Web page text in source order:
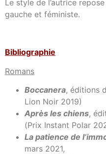
Le style de l’autrice
gauche et féministe.
Bibliographie
Romans
Boccanera, éditions
Lion Noir 2019)
Après les chiens,
(Prix Instant Polar
La patience de
mars 2021,